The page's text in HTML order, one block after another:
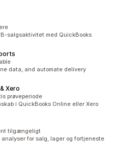
salgsaktivitet med QuickBooks
data, and automate delivery
Xero
prøveperiode
i QuickBooks Online eller Xero
tilgængeligt
analyser for salg, lager og fortjeneste